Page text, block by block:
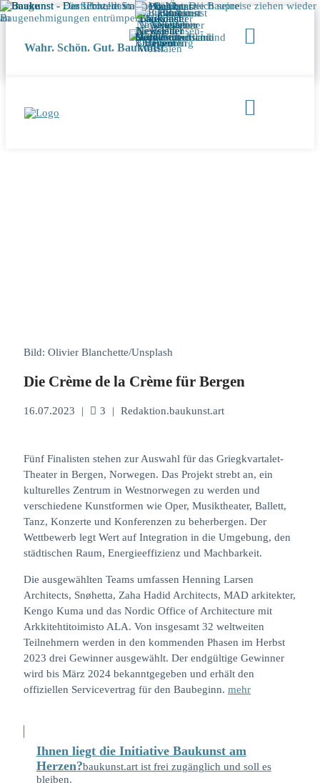
Wahr. Schön. Gut. Baukunst
Bild: Olivier Blanchette/Unsplash
Die Crème de la Crème für Bergen
16.07.2023 | 3 | Redaktion.baukunst.art
Fünf Finalisten stehen zur Auswahl für das Griegkvartalet-
Theater in Bergen, Norwegen. Das Projekt strebt an, ein
kulturelles Zentrum in Westnorwegen zu werden und
verschiedene Kunstformen wie Oper, Musiktheater, Ballett,
Tanz, Konzerte und Konferenzen zu beherbergen. Der
Wettbewerb legt Wert auf Integration in die Umgebung, den
städtischen Raum, Energieeffizienz und Machbarkeit.
Die ausgewählten Teams umfassen Henning Larsen
Architects, Snøhetta, Zaha Hadid Architects, MAD arkitekter,
Kengo Kuma und das Nordic Office of Architecture mit
Arkkitehtitoimisto ALA. Von insgesamt 32 weltweiten
Teilnehmern werden in den kommenden Phasen im Herbst
2023 drei Gewinner ausgewählt. Der endgültige Gewinner
wird bis März 2024 bekanntgegeben und erhält den
offiziellen Servicevertrag für den Baubeginn. mehr
Ihnen liegt die Initiative Baukunst am
Herzen?baukunst.art ist frei zugänglich und soll es
bleiben.